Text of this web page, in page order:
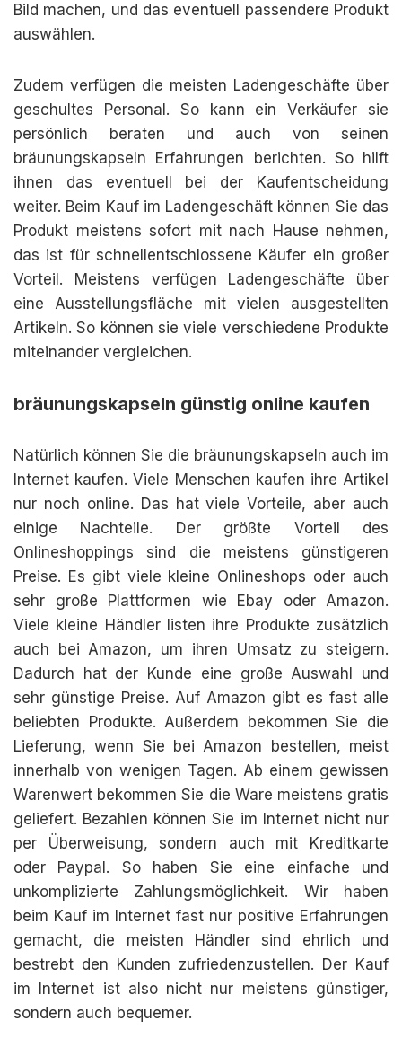
Bild machen, und das eventuell passendere Produkt
auswählen.
Zudem verfügen die meisten Ladengeschäfte über
geschultes Personal. So kann ein Verkäufer sie
persönlich beraten und auch von seinen
bräunungskapseln Erfahrungen berichten. So hilft
ihnen das eventuell bei der Kaufentscheidung
weiter. Beim Kauf im Ladengeschäft können Sie das
Produkt meistens sofort mit nach Hause nehmen,
das ist für schnellentschlossene Käufer ein großer
Vorteil. Meistens verfügen Ladengeschäfte über
eine Ausstellungsfläche mit vielen ausgestellten
Artikeln. So können sie viele verschiedene Produkte
miteinander vergleichen.
bräunungskapseln günstig online kaufen
Natürlich können Sie die bräunungskapseln auch im
Internet kaufen. Viele Menschen kaufen ihre Artikel
nur noch online. Das hat viele Vorteile, aber auch
einige Nachteile. Der größte Vorteil des
Onlineshoppings sind die meistens günstigeren
Preise. Es gibt viele kleine Onlineshops oder auch
sehr große Plattformen wie Ebay oder Amazon.
Viele kleine Händler listen ihre Produkte zusätzlich
auch bei Amazon, um ihren Umsatz zu steigern.
Dadurch hat der Kunde eine große Auswahl und
sehr günstige Preise. Auf Amazon gibt es fast alle
beliebten Produkte. Außerdem bekommen Sie die
Lieferung, wenn Sie bei Amazon bestellen, meist
innerhalb von wenigen Tagen. Ab einem gewissen
Warenwert bekommen Sie die Ware meistens gratis
geliefert. Bezahlen können Sie im Internet nicht nur
per Überweisung, sondern auch mit Kreditkarte
oder Paypal. So haben Sie eine einfache und
unkomplizierte Zahlungsmöglichkeit. Wir haben
beim Kauf im Internet fast nur positive Erfahrungen
gemacht, die meisten Händler sind ehrlich und
bestrebt den Kunden zufriedenzustellen. Der Kauf
im Internet ist also nicht nur meistens günstiger,
sondern auch bequemer.